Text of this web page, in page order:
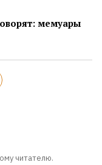
мемуары
читателю.